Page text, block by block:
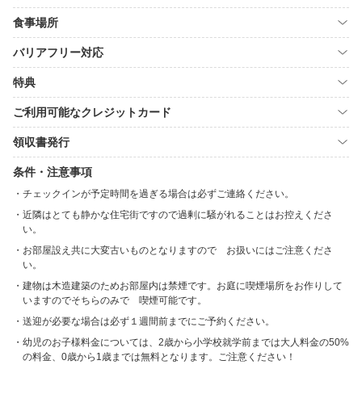
食事場所
バリアフリー対応
特典
ご利用可能なクレジットカード
領収書発行
条件・注意事項
チェックインが予定時間を過ぎる場合は必ずご連絡ください。
近隣はとても静かな住宅街ですので過剰に騒がれることはお控えくださ
い。
お部屋設え共に大変古いものとなりますので お扱いにはご注意くださ
い。
建物は木造建築のためお部屋内は禁煙です。お庭に喫煙場所をお作りして
いますのでそちらのみで 喫煙可能です。
送迎が必要な場合は必ず１週間前までにご予約ください。
幼児のお子様料金については、2歳から小学校就学前までは大人料金の50%
の料金、0歳から1歳までは無料となります。ご注意ください！